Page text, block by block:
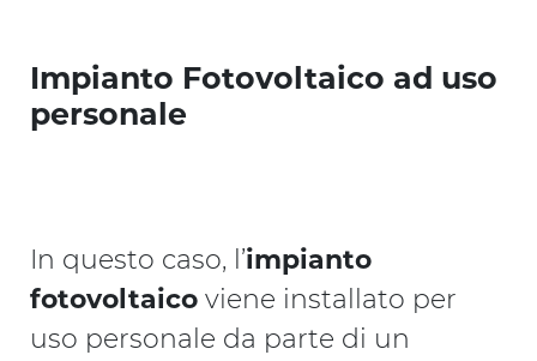
Impianto Fotovoltaico ad uso
personale
In questo caso, l’impianto
fotovoltaico viene installato per
uso personale da parte di un